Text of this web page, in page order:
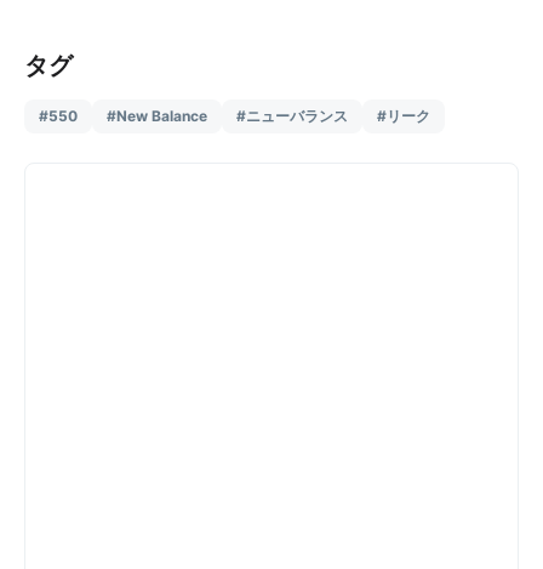
タグ
#550 #New Balance #ニューバランス #リーク